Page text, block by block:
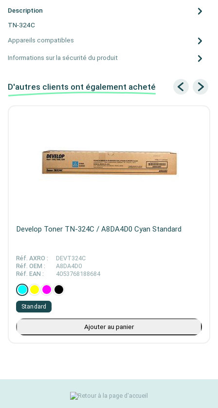
Description
TN-324C
Appareils compatibles
Informations sur la sécurité du produit
D'autres clients ont également acheté
Develop Toner TN-324C / A8DA4D0 Cyan Standard
Réf. AXRO :
DEVT324C
Réf. OEM :
A8DA4D0
Réf. EAN :
4053768188684
Standard
Ajouter au panier